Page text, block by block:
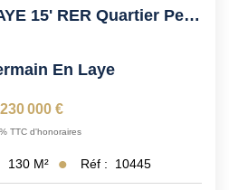
ST GERMAIN EN LAYE 15' RER Quartier Pereire, Calme, Proche...
En Laye
000 €
TTC d'honoraires
130 M² Réf : 10445